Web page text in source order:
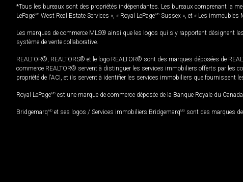
*Tous les bureaux sont des propriétés indépendantes. Les bureaux comprenant la
LePageMD West Real Estate Services », « Royal LePageMD Sussex », et « Les immeubles
Les marques de commerce MLS® ainsi que les logos qui s'y rapportent désignent
système de vente collaborative.
REALTOR®, REALTORS® et le logo REALTOR® sont des marques déposées de
commerce REALTOR® servent à distinguer les services immobiliers offerts par les
propriété de l'ACI, et ils servent à identifier les services immobiliers que fournissent
Royal LePageMD est une marque de commerce déposée de la Banque Royale du
BridgemarqMD et ses logos / Services immobiliers BridgemarqMD sont des marques